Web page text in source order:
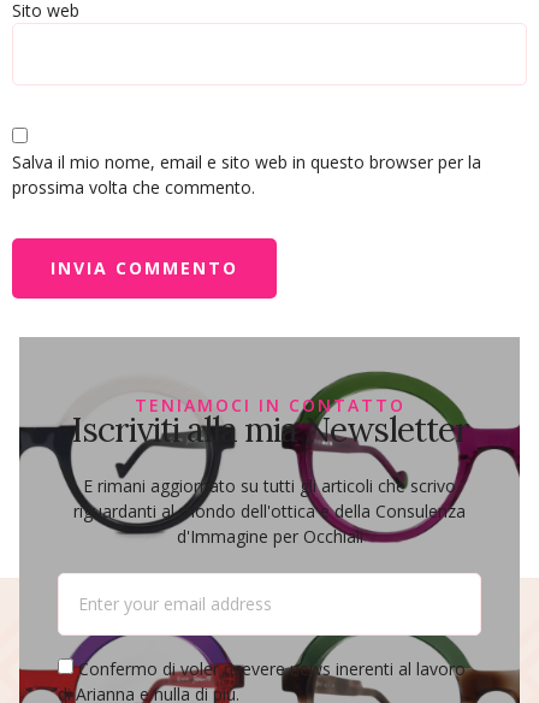
Sito web
Salva il mio nome, email e sito web in questo browser per la
prossima volta che commento.
TENIAMOCI IN CONTATTO
Iscriviti alla mia Newsletter
E rimani aggiornato su tutti gli articoli che scrivo
riguardanti al mondo dell'ottica e della Consulenza
d'Immagine per Occhiali
Confermo di voler ricevere news inerenti al lavoro
di Arianna e nulla di più.